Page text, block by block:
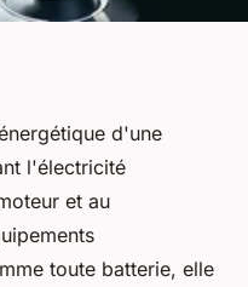
pour
de vie de la
sans
d'une
l'électricité
et au
toute batterie, elle